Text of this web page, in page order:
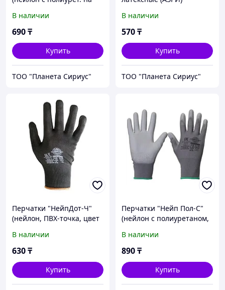
р.7,8,9,10, уп. 300пар
В наличии
690₸
Купить
ТОО "Планета Сириус"
В наличии
570₸
Купить
ТОО "Планета Сириус"
Перчатки "НейпДот-Ч"
(нейлон, ПВХ-точка, цвет
В наличии
630₸
Купить
Перчатки "Нейп Пол-С"
(нейлон с полиуретаном,
В наличии
890₸
Купить